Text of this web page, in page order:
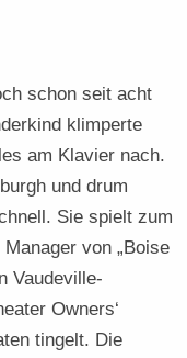
schon seit acht
klimperte
am Klavier nach.
und drum
Sie spielt zum
von „Boise
Vaudeville-
Owners‘
tingelt. Die